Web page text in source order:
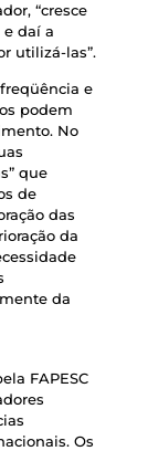
“cresce
e daí a
utilizá-las”.
e
podem
No
que
de
das
da
da
FAPESC
Os